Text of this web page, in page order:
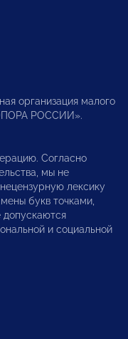
организация малого
РОССИИ».
Согласно
мы не
лексику
букв точками,
и социальной